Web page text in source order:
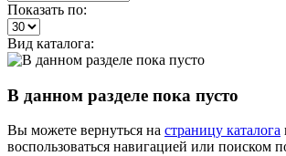
Показать по:
Вид каталога:
В данном разделе пока пусто
Вы можете вернуться на страницу каталога
воспользоваться навигацией или поиском